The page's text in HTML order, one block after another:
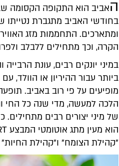
האביב הוא התקופה הקסומה
בחודשי האביב מתגברת נטייתו
ומתארכים. התחממות מזג
הקרה, וכך מתחילים ללבלב
במיני יונקים רבים, עונת
ביותר עבור ההיריון או הוולד,
מופיעים על פי רוב באביב.
הלכה למעשה, מדי שנה כל החי
של מיני יצורים רבים מתחילים.
"קהילת הצומח" ו"קהילת